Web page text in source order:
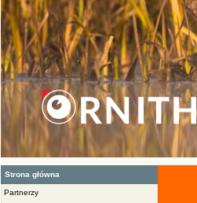
Strona główna
Partnerzy